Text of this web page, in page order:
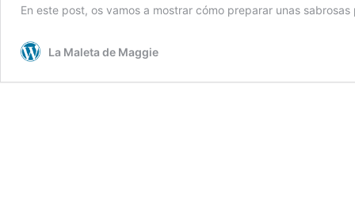
En este post, os vamos a mostrar cómo preparar unas
La Maleta de Maggie